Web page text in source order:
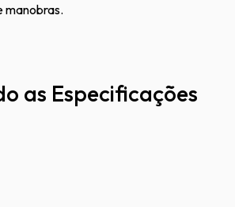
manobras.
as Especificações